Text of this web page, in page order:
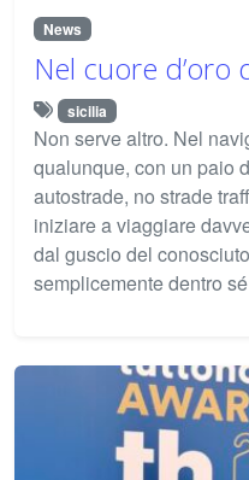
News
Nel cuore d’oro
sicilia
Non serve altro. Nel
qualunque, con un paio
autostrade, no strade
iniziare a viaggiare
dal guscio del
semplicemente dentro